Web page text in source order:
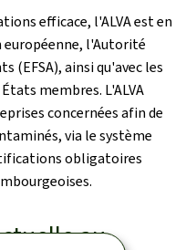
efficace, l'ALVA est en
l'Autorité
(EFSA), ainsi qu'avec les
membres. L'ALVA
concernées afin de
via le système
obligatoires
au